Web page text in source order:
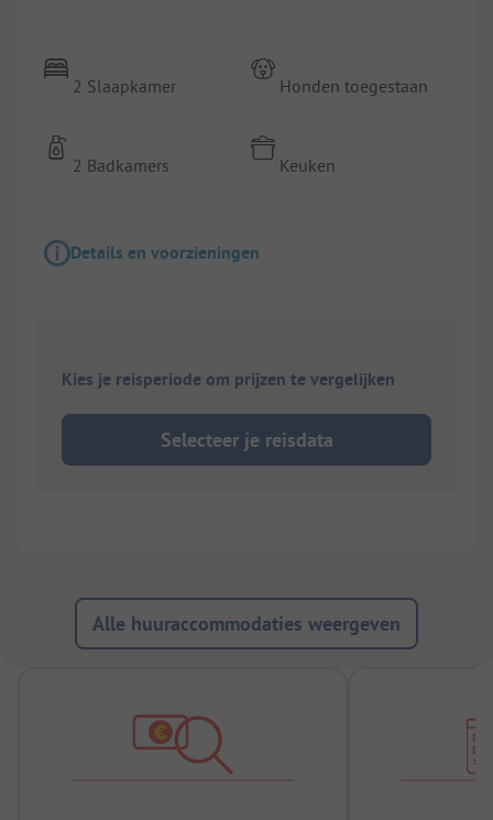
2 Slaapkamer
2 Badkamers
Honden toegestaan
Keuken
Details en voorzieningen
Kies je reisperiode om prijzen te vergelijken
Selecteer je reisdata
Alle huuraccommodaties weergeven